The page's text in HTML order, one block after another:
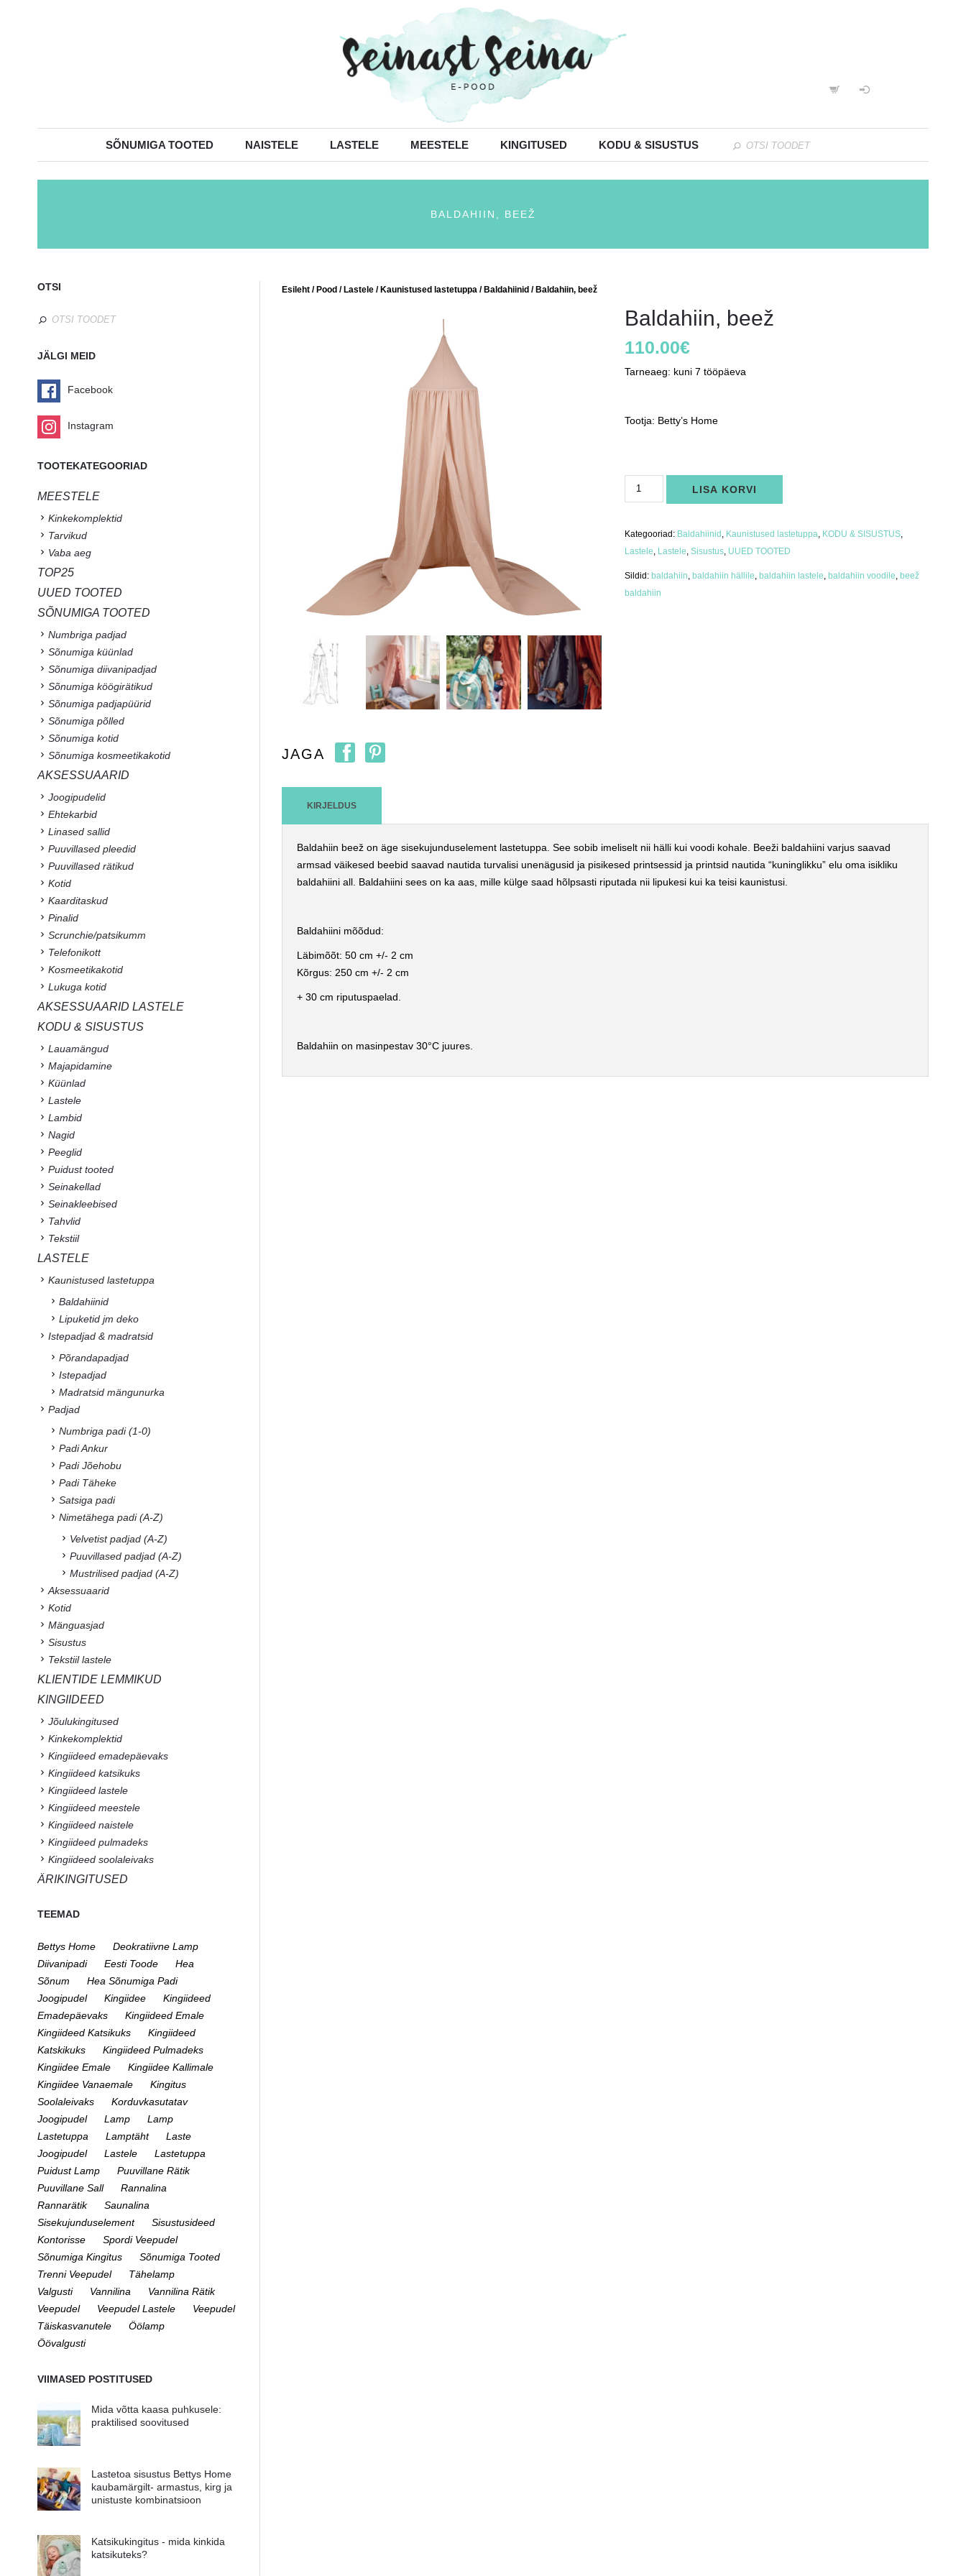
SÕNUMIGA TOOTED NAISTELE LASTELE MEESTELE KINGITUSED KODU & SISUSTUS
BALDAHIIN, BEEŽ
Esileht /Pood /Lastele /Kaunistused lastetuppa /Baldahiinid / Baldahiin, beež
Baldahiin, beež
110.00€
Tarneaeg: kuni 7 tööpäeva
Tootja: Betty’s Home
beež
kogus
LISA KORVI
Kategooriad: Baldahiinid Kaunistused lastetuppa KODU & SISUSTUS
Lastele Lastele ,Sisustus UUED TOOTED
Sildid:baldahiin ,baldahiin hällile ,baldahiin lastele ,baldahiin voodile ,beež
baldahiin
JAGA
KIRJELDUS
Baldahiin beež on äge sisekujunduselement lastetuppa. See sobib imeliselt nii hälli kui voodi kohale. Beeži baldahiini varjus saavad
armsad väikesed beebid saavad nautida turvalisi unenägusid ja pisikesed printsessid ja printsid nautida “kuninglikku” elu oma isikliku
baldahiini all. Baldahiini sees on ka aas, mille külge saad hõlpsasti riputada nii lipukesi kui ka teisi kaunistusi.
Baldahiini mõõdud:
Läbimõõt: 50 cm +/- 2 cm
Kõrgus: 250 cm +/- 2 cm
+ 30 cm riputuspaelad.
Baldahiin on masinpestav 30°C juures.
OTSI
JÄLGI MEID
Facebook
Instagram
TOOTEKATEGOORIAD
MEESTELE
Kinkekomplektid
Tarvikud
Vaba aeg
TOP25
UUED TOOTED
SÕNUMIGA TOOTED
Numbriga padjad
Sõnumiga küünlad
Sõnumiga diivanipadjad
Sõnumiga köögirätikud
Sõnumiga padjapüürid
Sõnumiga põlled
Sõnumiga kotid
Sõnumiga kosmeetikakotid
AKSESSUAARID
Joogipudelid
Ehtekarbid
Linased sallid
Puuvillased pleedid
Puuvillased rätikud
Kotid
Kaarditaskud
Pinalid
Scrunchie/patsikumm
Telefonikott
Kosmeetikakotid
Lukuga kotid
AKSESSUAARID LASTELE
KODU & SISUSTUS
Lauamängud
Majapidamine
Küünlad
Lastele
Lambid
Nagid
Peeglid
Puidust tooted
Seinakellad
Seinakleebised
Tahvlid
Tekstiil
LASTELE
Kaunistused lastetuppa
Baldahiinid
Lipuketid jm deko
Istepadjad & madratsid
Põrandapadjad
Istepadjad
Madratsid mängunurka
Padjad
Numbriga padi (1-0)
Padi Ankur
Padi Jõehobu
Padi Täheke
Satsiga padi
Nimetähega padi (A-Z)
Velvetist padjad (A-Z)
Puuvillased padjad (A-Z)
Mustrilised padjad (A-Z)
Aksessuaarid
Kotid
Mänguasjad
Sisustus
Tekstiil lastele
KLIENTIDE LEMMIKUD
KINGIIDEED
Jõulukingitused
Kinkekomplektid
Kingiideed emadepäevaks
Kingiideed katsikuks
Kingiideed lastele
Kingiideed meestele
Kingiideed naistele
Kingiideed pulmadeks
Kingiideed soolaleivaks
ÄRIKINGITUSED
TEEMAD
Bettys Home
Deokratiivne Lamp
Diivanipadi
Eesti Toode
Hea
Sõnum
Hea Sõnumiga Padi
Joogipudel
Kingiidee
Kingiideed
Emadepäevaks
Kingiideed Emale
Kingiideed Katsikuks
Kingiideed
Katskikuks
Kingiideed Pulmadeks
Kingiidee Emale
Kingiidee Kallimale
Kingiidee Vanaemale
Kingitus
Soolaleivaks
Korduvkasutatav
Joogipudel
Lamp
Lamp
Lastetuppa
Lamptäht
Laste
Joogipudel
Lastele
Lastetuppa
Puidust Lamp
Puuvillane Rätik
Puuvillane Sall
Rannalina
Rannarätik
Saunalina
Sisekujunduselement
Sisustusideed
Kontorisse
Spordi Veepudel
Sõnumiga Kingitus
Sõnumiga Tooted
Trenni Veepudel
Tähelamp
Valgusti
Vannilina
Vannilina Rätik
Veepudel
Veepudel Lastele
Veepudel
Täiskasvanutele
Öölamp
Öövalgusti
VIIMASED POSTITUSED
Mida võtta kaasa puhkusele:
praktilised soovitused
Lastetoa sisustus Bettys Home
kaubamärgilt- armastus, kirg ja
unistuste kombinatsioon
Katsikukingitus - mida kinkida
katsikuteks?